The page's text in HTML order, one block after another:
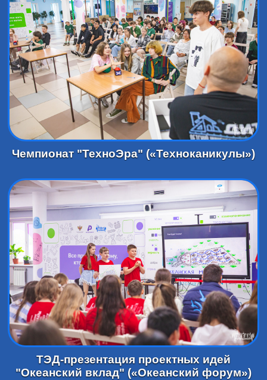
Чемпионат "ТехноЭра" («Техноканикулы»)
ТЭД-презентация проектных идей
"Океанский вклад" («Океанский форум»)